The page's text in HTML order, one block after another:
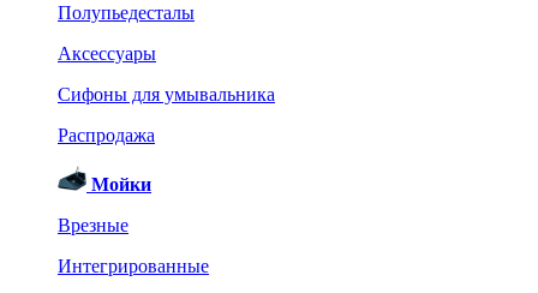
Полупьедесталы
Аксессуары
Сифоны для умывальника
Распродажа
Мойки
Врезные
Интегрированные